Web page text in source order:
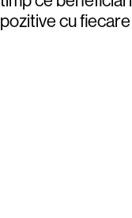
pozitive cu